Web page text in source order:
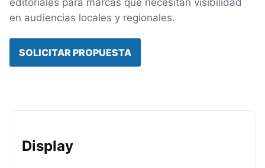
editoriales para marcas que necesitan visibilidad
en audiencias locales y regionales.
SOLICITAR PROPUESTA
Display